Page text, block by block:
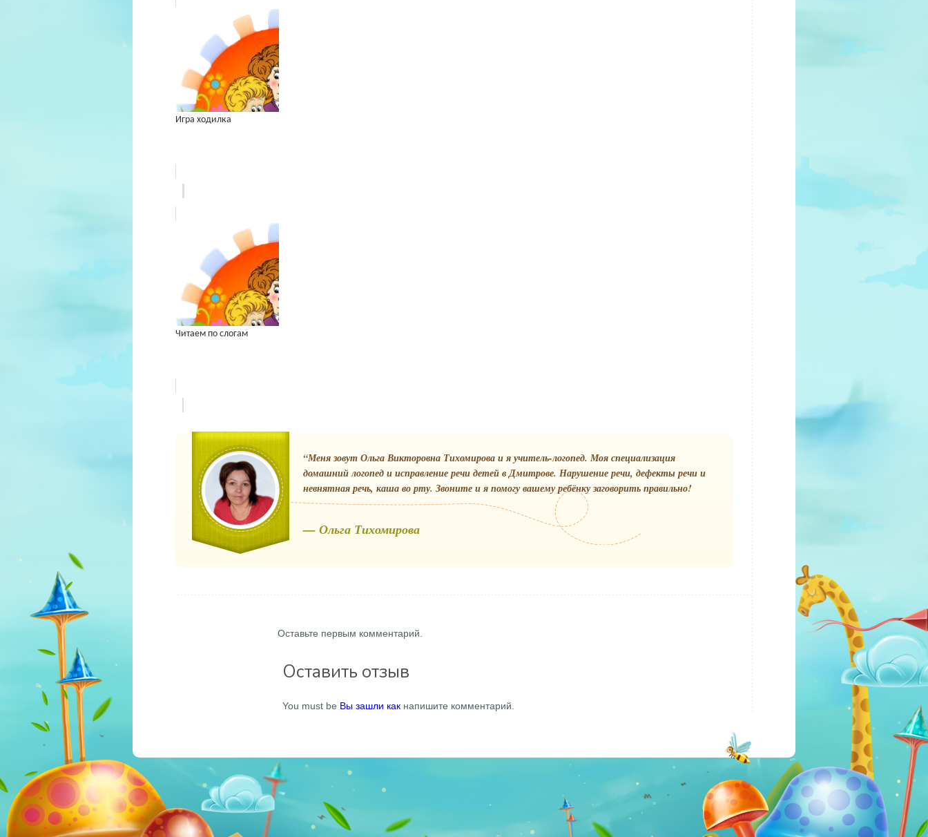
Игра ходилка
Читаем по слогам
“Меня зовут Ольга Викторовна Тихомирова и я учитель-логопед. Моя специализация
домашний логопед и исправление речи детей в Дмитрове. Нарушение речи, дефекты речи и
невнятная речь, каша во рту. Звоните и я помогу вашему ребёнку заговорить правильно!
— Ольга Тихомирова
Оставьте первым комментарий.
Оставить отзыв
You must be Вы зашли как напишите комментарий.